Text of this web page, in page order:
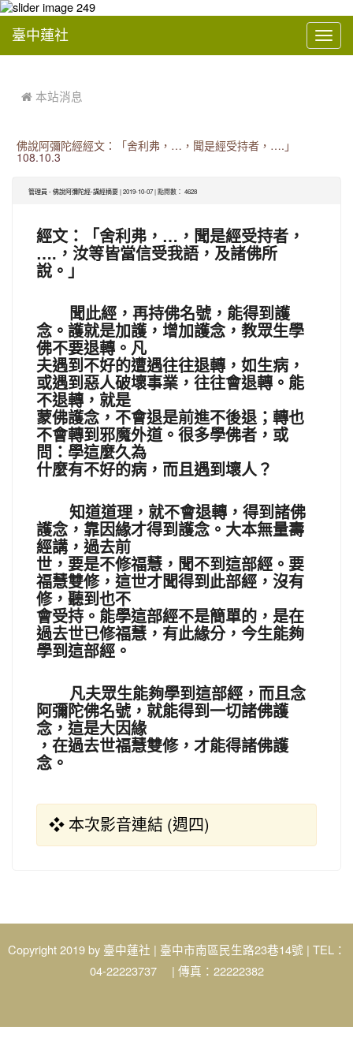
臺中蓮社
 本站消息
佛說阿彌陀經經文：「舍利弗，…，聞是經受持者，….」
108.10.3
管理員 - 佛說阿彌陀經-講經摘要 | 2019-10-07 | 點閱數： 4628
經文：「舍利弗，…，聞是經受持者，
….，汝等皆當信受我語，及諸佛所
說。」
聞此經，再持佛名號，能得到護
念。護就是加護，增加護念，教眾生學
佛不要退轉。凡
夫遇到不好的遭遇往往退轉，如生病，
或遇到惡人破壞事業，往往會退轉。能
不退轉，就是
蒙佛護念，不會退是前進不後退；轉也
不會轉到邪魔外道。很多學佛者，或
問：學這麼久為
什麼有不好的病，而且遇到壞人？
知道道理，就不會退轉，得到諸佛
護念，靠因緣才得到護念。大本無量壽
經講，過去前
世，要是不修福慧，聞不到這部經。要
福慧雙修，這世才聞得到此部經，沒有
修，聽到也不
會受持。能學這部經不是簡單的，是在
過去世已修福慧，有此緣分，今生能夠
學到這部經。
凡夫眾生能夠學到這部經，而且念
阿彌陀佛名號，就能得到一切諸佛護
念，這是大因緣
，在過去世福慧雙修，才能得諸佛護
念。
❖ 本次影音連結 (週四)
Copyright 2019 by 臺中蓮社 | 臺中市南區民生路23巷14號 | TEL：
04-22223737 | 傳真：22222382